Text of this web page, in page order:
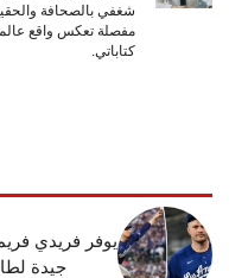
شغفي بالصحافة
مفصلة تعكس واقع
كتاباتي.
يوفر فريدي
جيدة